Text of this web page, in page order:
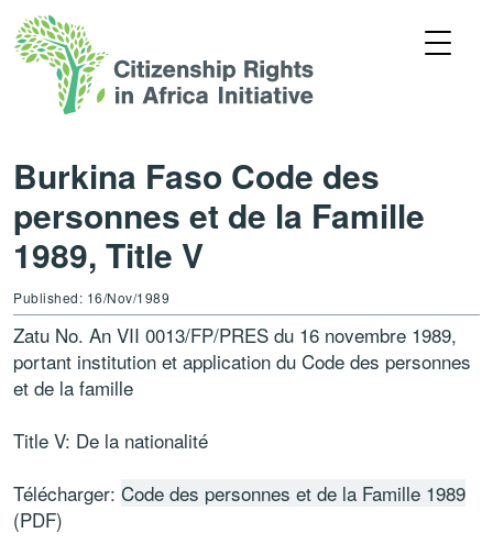
Burkina Faso Code des
personnes et de la Famille
1989, Title V
Published: 16/Nov/1989
Zatu No. An VII 0013/FP/PRES du 16 novembre 1989,
portant institution et application du Code des personnes
et de la famille
Title V: De la nationalité
Télécharger: Code des personnes et de la Famille 1989
(PDF)